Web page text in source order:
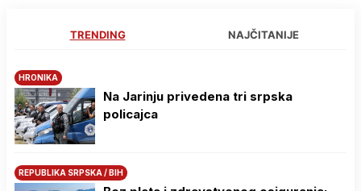
TRENDING NAJČITANIJE
HRONIKA
Na Јarinju privedena tri srpska
policajca
REPUBLIKA SRPSKA / BIH